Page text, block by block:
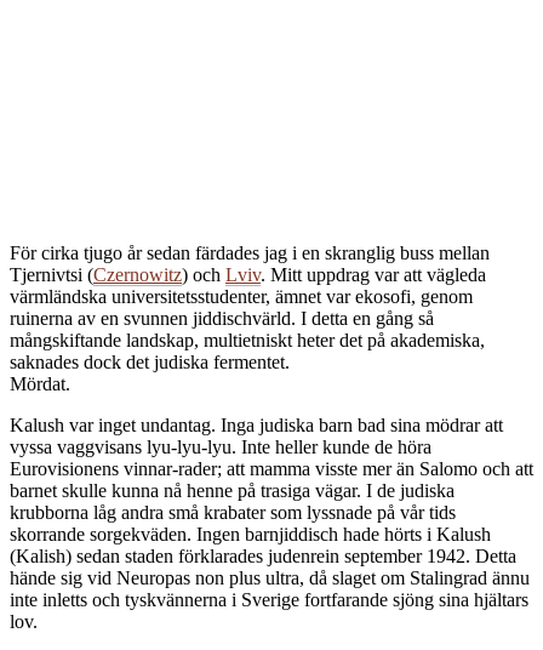
För cirka tjugo år sedan färdades jag i en skranglig buss mellan
Tjernivtsi (Czernowitz) och Lviv. Mitt uppdrag var att vägleda
värmländska universitetsstudenter, ämnet var ekosofi, genom
ruinerna av en svunnen jiddischvärld. I detta en gång så
mångskiftande landskap, multietniskt heter det på akademiska,
saknades dock det judiska fermentet.
Mördat.
Kalush var inget undantag. Inga judiska barn bad sina mödrar att
vyssa vaggvisans lyu-lyu-lyu. Inte heller kunde de höra
Eurovisionens vinnar-rader; att mamma visste mer än Salomo och att
barnet skulle kunna nå henne på trasiga vägar. I de judiska
krubborna låg andra små krabater som lyssnade på vår tids
skorrande sorgekväden. Ingen barnjiddisch hade hörts i Kalush
(Kalish) sedan staden förklarades judenrein september 1942. Detta
hände sig vid Neuropas non plus ultra, då slaget om Stalingrad ännu
inte inletts och tyskvännerna i Sverige fortfarande sjöng sina hjältars
lov.